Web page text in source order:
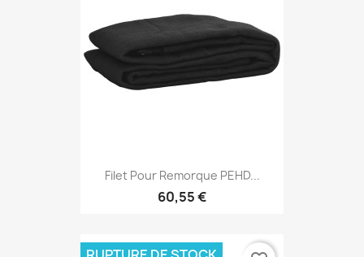
Filet Pour Remorque PEHD...
60,55 €